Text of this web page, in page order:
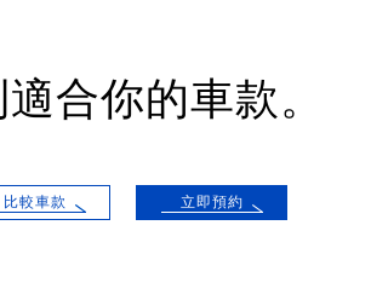
合你的車款。
比較車款 立即預約